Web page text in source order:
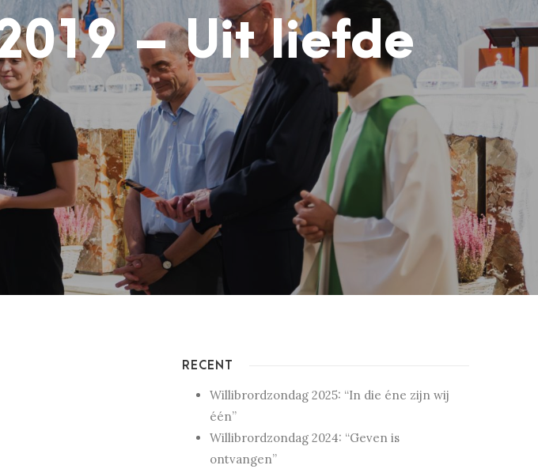
– Uit liefde
RECENT
Willibrordzondag 2025: “In die éne zijn wij
één”
Willibrordzondag 2024: “Geven is
ontvangen”